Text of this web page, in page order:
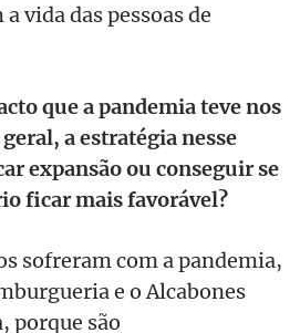
vida das pessoas de
que a pandemia teve nos
a estratégia nesse
expansão ou conseguir se
ficar mais favorável?
sofreram com a pandemia,
e o Alcabones
porque são